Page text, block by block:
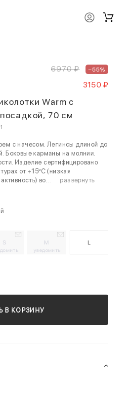
6970 ₽ –55%
3150 ₽
Warm с
70 см
с начесом. Легинсы длиной до
Боковые карманы на молнии.
Изделие сертифицировано
от +15ºC (низкая
во...
развернуть
S M
уведомить
L
В КОРЗИНУ